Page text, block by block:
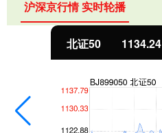
沪深京行情 实时轮播
北证50 1134.24